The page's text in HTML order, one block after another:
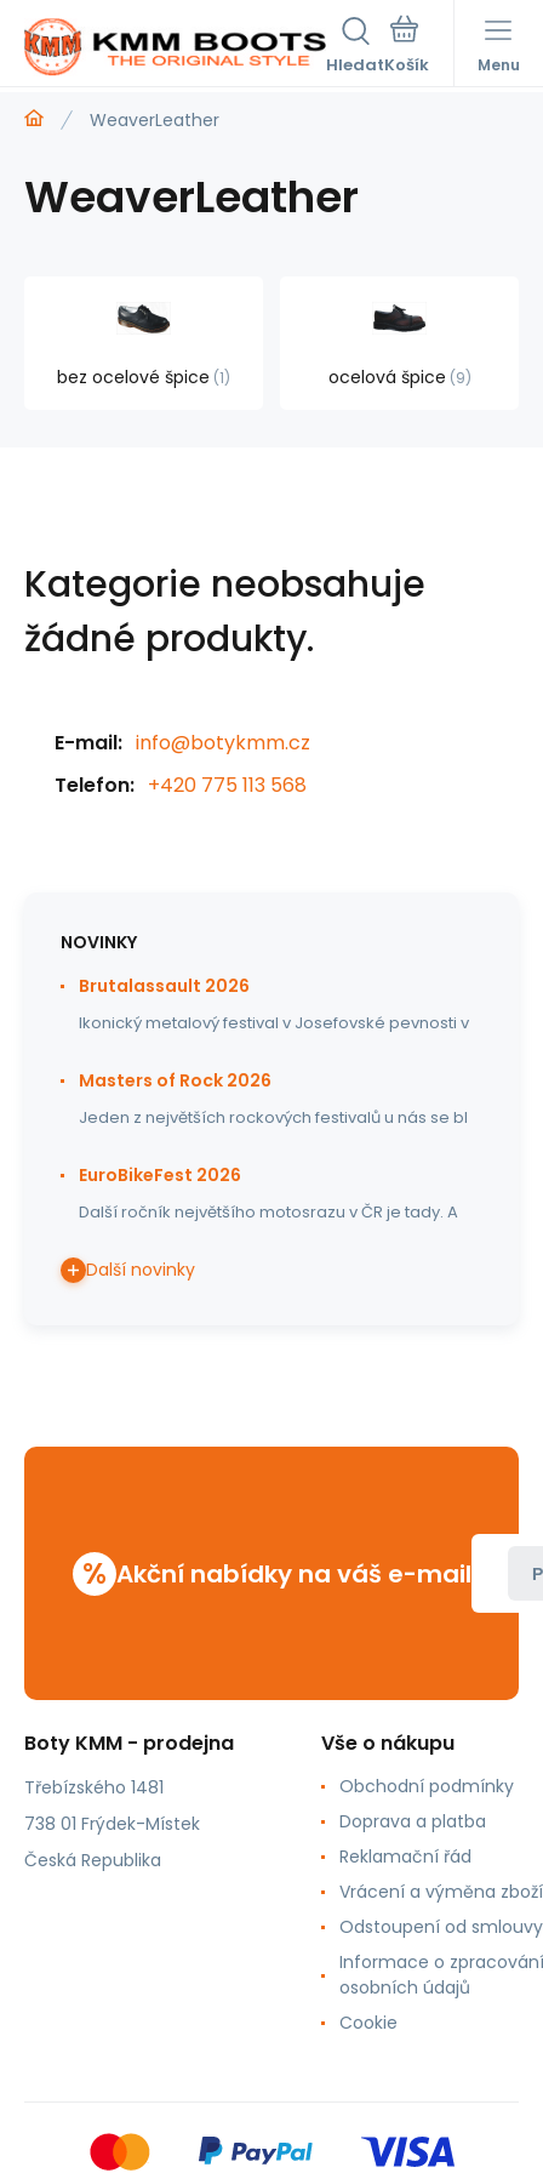
Hledat Menu
WeaverLeather
WeaverLeather
bez ocelové špice 1 ocelová špice 9
Kategorie neobsahuje
žádné produkty.
E-mail: info@botykmm.cz
Telefon: +420 775 113 568
NOVINKY
Brutalassault 2026
Ikonický metalový festival v Josefovské pevnosti v
Masters of Rock 2026
Jeden z největších rockových festivalů u nás se bl
EuroBikeFest 2026
Další ročník největšího motosrazu v ČR je tady. A
Další novinky
% Akční nabídky na váš e-mail
Boty KMM - prodejna
Třebízského 1481
738 01 Frýdek-Místek
Česká Republika
Vše o nákupu
Obchodní podmínky
Doprava a platba
Reklamační řád
Vrácení a výměna zboží
Odstoupení od smlouvy
Informace o zpracování
osobních údajů
Cookie